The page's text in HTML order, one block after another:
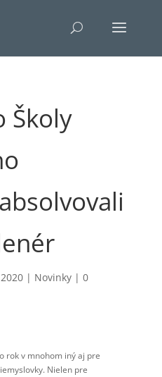
Školy
| Novinky| 0
rok v mnohom iný aj pre
Nielen pre